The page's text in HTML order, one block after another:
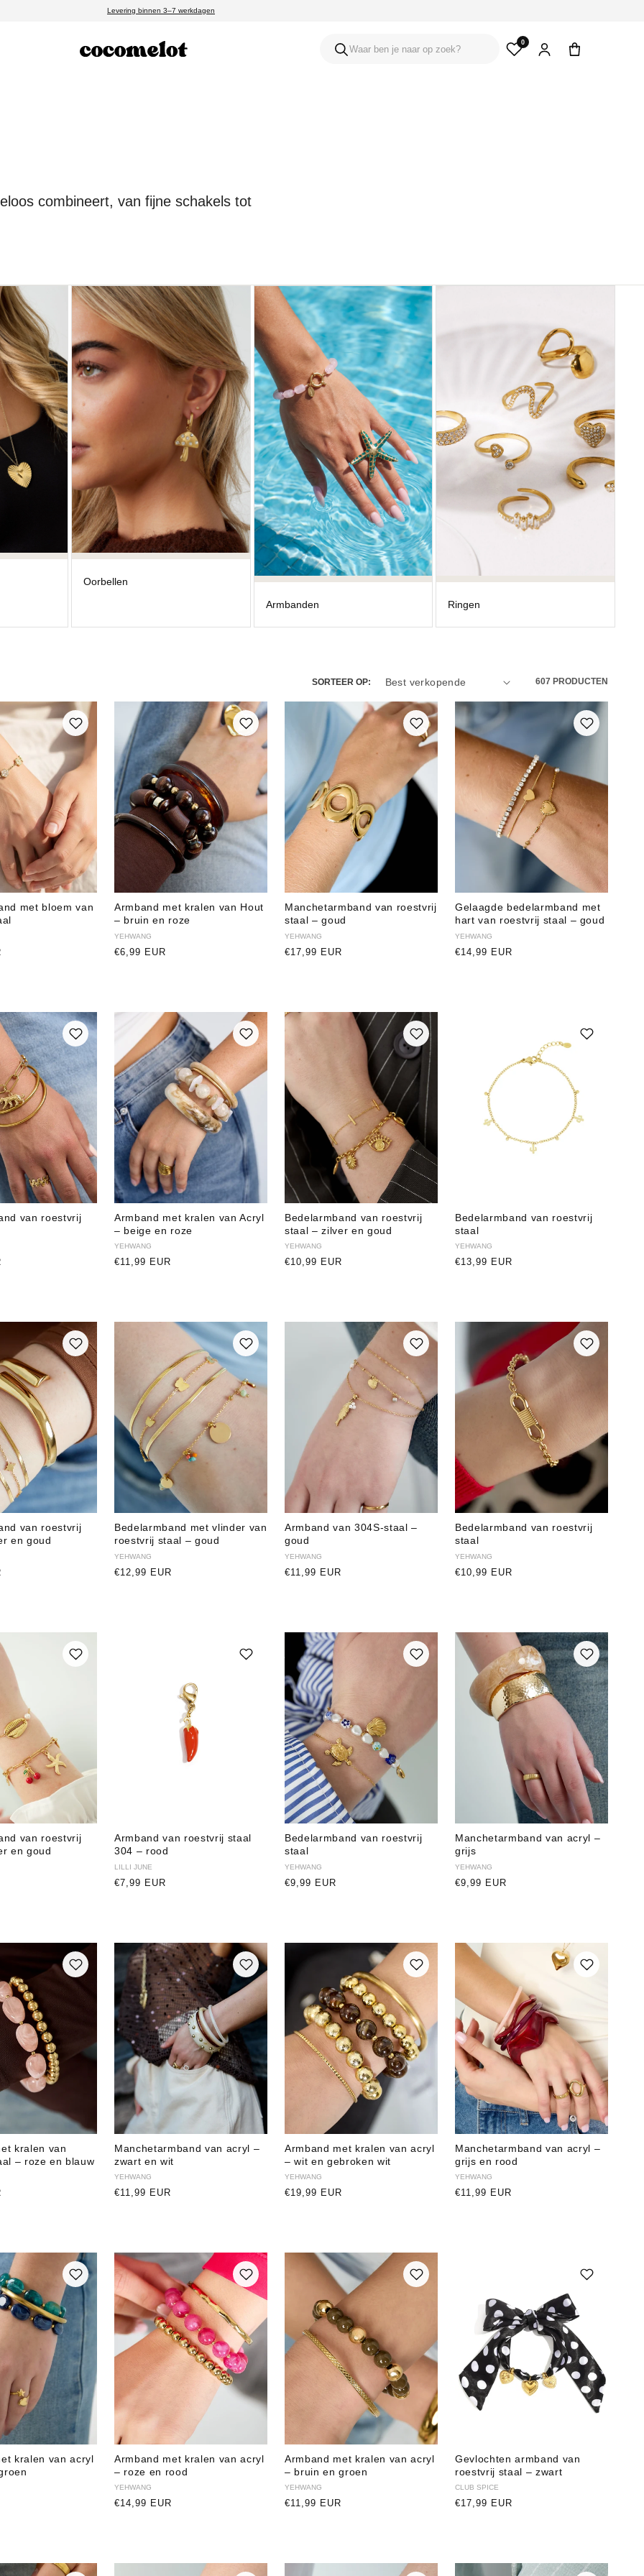
Levering binnen 3–7 werkdagen
Waar ben je naar op zoek?
0
combineert, van fijne schakels tot
Oorbellen
Armbanden
Ringen
SORTEER OP: 607 PRODUCTEN
met bloem van
Armband met kralen van Hout
– bruin en roze
Verkoper:
YEHWANG
Normale
€6,99 EUR
Manchetarmband van roestvrij
staal – goud
Verkoper:
YEHWANG
Normale
€17,99 EUR
Gelaagde bedelarmband met
hart van roestvrij staal – goud
Verkoper:
YEHWANG
Normale
€14,99 EUR
van roestvrij
Armband met kralen van Acryl
– beige en roze
Verkoper:
YEHWANG
Normale
€11,99 EUR
Bedelarmband van roestvrij
staal – zilver en goud
Verkoper:
YEHWANG
Normale
€10,99 EUR
Bedelarmband van roestvrij
staal
Verkoper:
YEHWANG
Normale
€13,99 EUR
van roestvrij
en goud
Bedelarmband met vlinder van
roestvrij staal – goud
Verkoper:
YEHWANG
Normale
€12,99 EUR
Armband van 304S-staal –
goud
Verkoper:
YEHWANG
Normale
€11,99 EUR
Bedelarmband van roestvrij
staal
Verkoper:
YEHWANG
Normale
€10,99 EUR
van roestvrij
en goud
Armband van roestvrij staal
304 – rood
Verkoper:
LILLI JUNE
Normale
€7,99 EUR
Bedelarmband van roestvrij
staal
Verkoper:
YEHWANG
Normale
€9,99 EUR
Manchetarmband van acryl –
grijs
Verkoper:
YEHWANG
Normale
€9,99 EUR
kralen van
– roze en blauw
Manchetarmband van acryl –
zwart en wit
Verkoper:
YEHWANG
Normale
€11,99 EUR
Armband met kralen van acryl
– wit en gebroken wit
Verkoper:
YEHWANG
Normale
€19,99 EUR
Manchetarmband van acryl –
grijs en rood
Verkoper:
YEHWANG
Normale
€11,99 EUR
kralen van acryl
Armband met kralen van acryl
– roze en rood
Verkoper:
YEHWANG
Normale
€14,99 EUR
Armband met kralen van acryl
– bruin en groen
Verkoper:
YEHWANG
Normale
€11,99 EUR
Gevlochten armband van
roestvrij staal – zwart
Verkoper:
CLUB SPICE
Normale
€17,99 EUR